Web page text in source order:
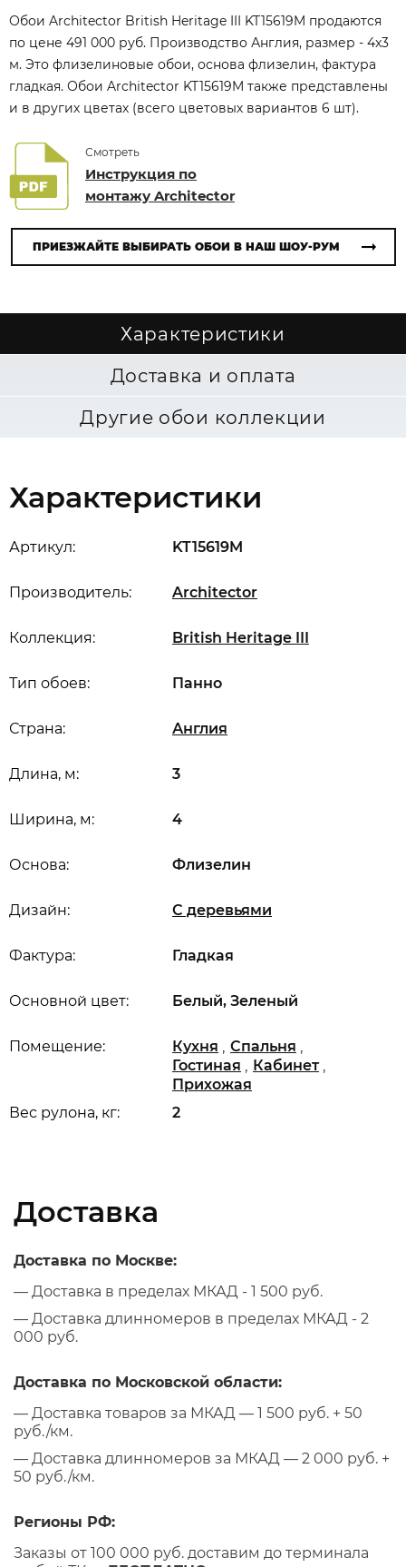
Обои Architector British Heritage III KT15619M продаются
по цене 491 000 руб. Производство Англия, размер - 4x3
м. Это флизелиновые обои, основа флизелин, фактура
гладкая. Обои Architector KT15619M также представлены
и в других цветах (всего цветовых вариантов 6 шт).
Смотреть
Инструкция по
монтажу Architector
ПРИЕЗЖАЙТЕ ВЫБИРАТЬ ОБОИ В НАШ ШОУ-РУМ
Характеристики
Доставка и оплата
Другие обои коллекции
Характеристики
Артикул: KT15619M
Производитель: Architector
Коллекция: British Heritage III
Длина, м: 3
Ширина, м: 4
Вес рулона, кг: 2
Основной цвет: Белый, Зеленый
Дизайн: С деревьями
Основа: Флизелин
Помещение: Кухня , Спальня ,
Гостиная , Кабинет ,
Прихожая
Страна: Англия
Тип обоев: Панно
Фактура: Гладкая
Доставка
Доставка по Москве:
— Доставка в пределах МКАД - 1 500 руб.
— Доставка длинномеров в пределах МКАД - 2
000 руб.
Доставка по Московской области:
— Доставка товаров за МКАД — 1 500 руб. + 50
руб./км.
— Доставка длинномеров за МКАД — 2 000 руб. +
50 руб./км.
Регионы РФ:
Заказы от 100 000 руб. доставим до терминала